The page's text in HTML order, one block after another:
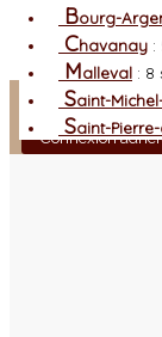
Facebook
Connexion
Bourg-
Chavanay :
Malleval : 8
Saint-
Saint-